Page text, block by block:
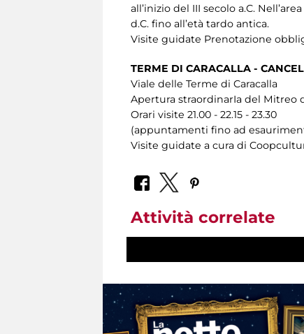
all’inizio del III secolo a.C.
d.C. fino all’età tardo antica.
Visite guidate Prenotazione
TERME DI CARACALLA -
Viale delle Terme di Caracalla
Apertura straordinarIa del Mitreo
Orari visite 21.00 - 22.15 - 23.30
(appuntamenti fino ad
Visite guidate a cura di
Attività correlate